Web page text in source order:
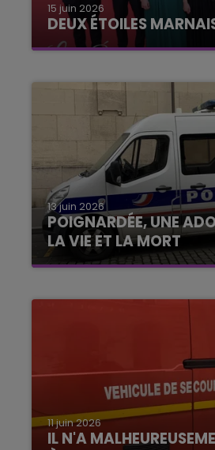
15 juin 2026
DEUX ÉTOILES
13 juin 2026
POIGNARDÉE, UNE
LA VIE ET LA MORT
11 juin 2026
IL N'A